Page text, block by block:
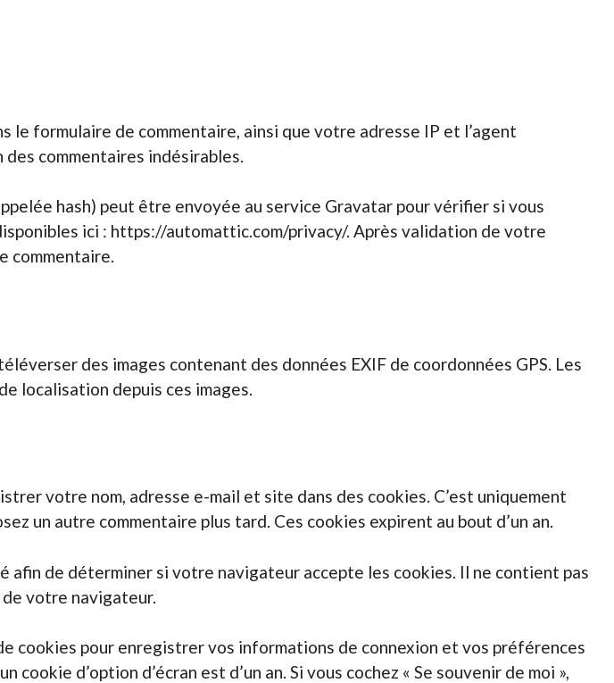
le formulaire de commentaire, ainsi que votre adresse IP et l’agent
commentaires indésirables.
hash) peut être envoyée au service Gravatar pour vérifier si vous
ici : https://automattic.com/privacy/. Après validation de votre
commentaire.
des images contenant des données EXIF de coordonnées GPS. Les
localisation depuis ces images.
votre nom, adresse e-mail et site dans des cookies. C’est uniquement
un autre commentaire plus tard. Ces cookies expirent au bout d’un an.
afin de déterminer si votre navigateur accepte les cookies. Il ne contient pas
votre navigateur.
cookies pour enregistrer vos informations de connexion et vos préférences
d’option d’écran est d’un an. Si vous cochez « Se souvenir de moi »,